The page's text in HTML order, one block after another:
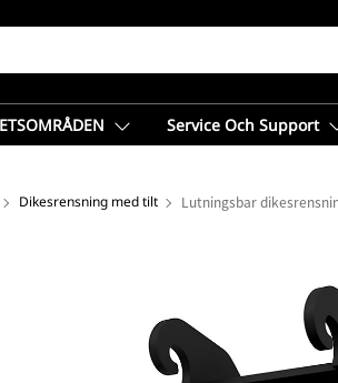
Service Och Support
Dikesrensning med tilt Lutningsbar